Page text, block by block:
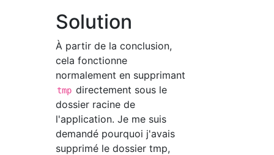
Solution
À partir de la conclusion,
cela fonctionne
normalement en supprimant
tmp directement sous le
dossier racine de
l'application. Je me suis
demandé pourquoi j'avais
supprimé le dossier tmp,